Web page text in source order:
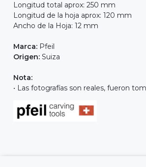
Longitud total aprox: 250 mm
Longitud de la hoja aprox: 120 mm
Ancho de la Hoja: 12 mm
Marca: Pfeil
Origen: Suiza
Nota:
• Las fotografías son reales, fueron